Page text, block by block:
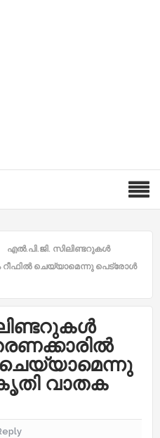
എൽ.പി.ജി. സിലിണ്ടറുകൾ
റീഫിൽ ചെയ്യാമെന്നു പെട്രോൾ
ചെയ്യാമെന്നു
വാതക